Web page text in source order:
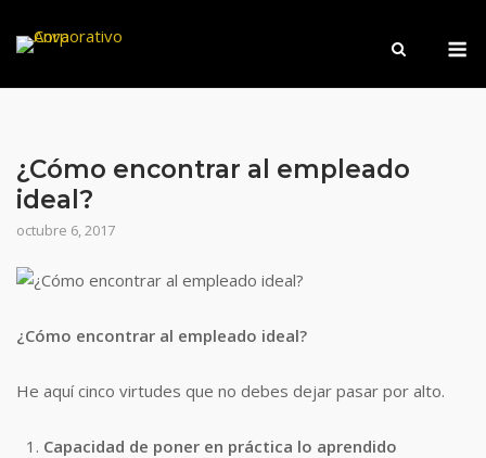
¿Cómo encontrar al empleado
ideal?
octubre 6, 2017
¿Cómo encontrar al empleado ideal?
He aquí cinco virtudes que no debes dejar pasar por alto.
Capacidad de poner en práctica lo aprendido